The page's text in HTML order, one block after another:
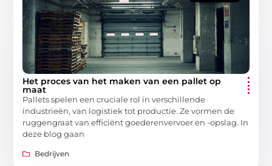
Het proces van het maken van een pallet op
maat
Pallets spelen een cruciale rol in verschillende
industrieën, van logistiek tot productie. Ze vormen de
ruggengraat van efficiënt goederenvervoer en -opslag. In
deze blog gaan
Bedrijven